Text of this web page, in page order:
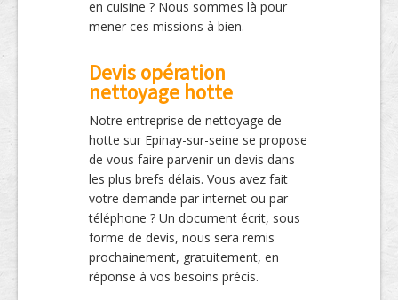
en cuisine ? Nous sommes là pour
mener ces missions à bien.
Devis opération
nettoyage hotte
Notre entreprise de nettoyage de
hotte sur Epinay-sur-seine se propose
de vous faire parvenir un devis dans
les plus brefs délais. Vous avez fait
votre demande par internet ou par
téléphone ? Un document écrit, sous
forme de devis, nous sera remis
prochainement, gratuitement, en
réponse à vos besoins précis.